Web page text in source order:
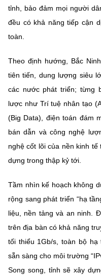
Cơ quan chủ quản: Bộ
Chịu trách nhiệm nội dung:
Liên hệ
Địa chỉ: Ban Biên tập Cổng
stc@mst.gov.vn
©2026 Bản quyền thuộc Bộ
(Ghi rõ nguồn "https://
website này)
tỉnh , bảo đảm mọi người
đều có khả năng tiếp cận
toàn.
Theo định hướng, Bắc
tiên tiến, dung lượng siêu
các nước phát triển; từng
lược như Trí tuệ nhân tạo
(Big Data), điện toán đám
bán dẫn và công nghệ
nghệ cốt lõi của nền kinh
dựng trong thập kỷ tới.
Tầm nhìn kế hoạch không
rộng sang phát triển “hạ
liệu, nền tảng và an ninh.
trên địa bàn có khả năng
tối thiểu 1Gb/s ,toàn bộ hạ
sẵn sàng cho môi trường
Song song, tỉnh sẽ xây